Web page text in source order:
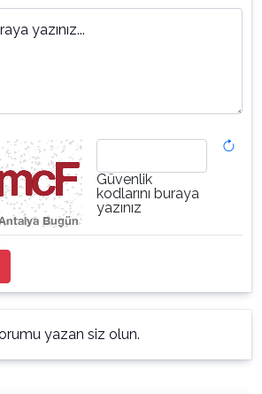
yazınız...
Güvenlik
kodlarını buraya
yazınız
yazan siz olun.